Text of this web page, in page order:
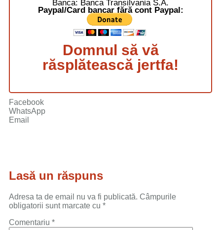
Banca: Banca Transilvania S.A.
Paypal/Card bancar fără cont Paypal:
Domnul să vă
răsplătească jertfa!
Facebook
WhatsApp
Email
Lasă un răspuns
Adresa ta de email nu va fi publicată. Câmpurile
obligatorii sunt marcate cu *
Comentariu *